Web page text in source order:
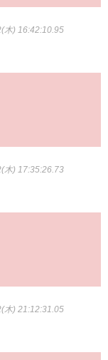
木) 16:42:10.95
木) 17:35:26.73
木) 21:12:31.05